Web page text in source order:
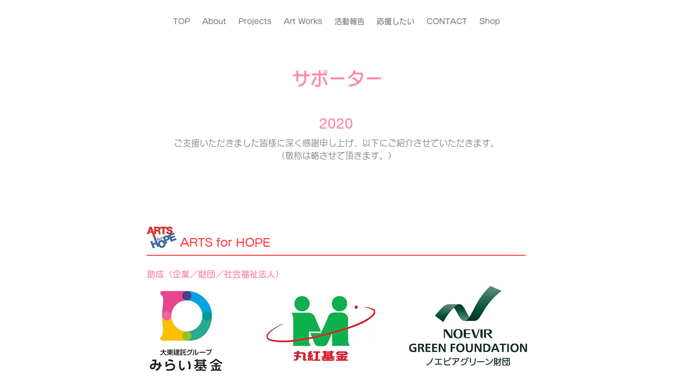
TOP About Projects Art Works 活動報告 応援したい CONTACT Shop
サポーター
2020
ご支援いただきました皆様に深く感謝申し上げ、以下にご紹介させていただきます。
（敬称は略させて頂きます。）
ARTS for HOPE
助成（企業／財団／社会福祉法人​）